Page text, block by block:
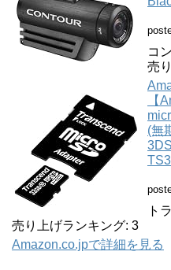
コ
売
【
(無
ト
売り上げランキング: 3
Amazon.co.jpで詳細を見る